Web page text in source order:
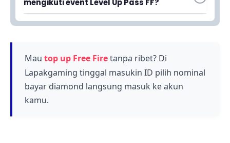
termasuk diamond gratis, membuat event ini
menjadi favorit banyak pemain.
mengikuti event Level Up Pass FF?
Pemain dapat mengikuti event ini melalui fitur
lanjut dalam panduan lengkap event tersebut.
Mau top up Free Firetanpa ribet? Di
Lapakgaming tinggal masukin ID pilih nominal
bayar diamond langsung masuk ke akun
kamu.